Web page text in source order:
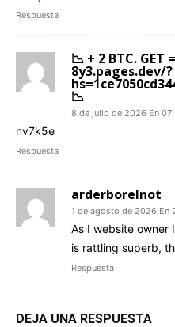
Respuesta
📉 + 2 BTC.
8y3.pages.dev/?
📉
8 de julio de 2026 En
nv7k5e
Respuesta
arderborelnot
1 de agosto de 2026 En
As I website owner
is rattling superb,
Respuesta
DEJA UNA RESPUESTA